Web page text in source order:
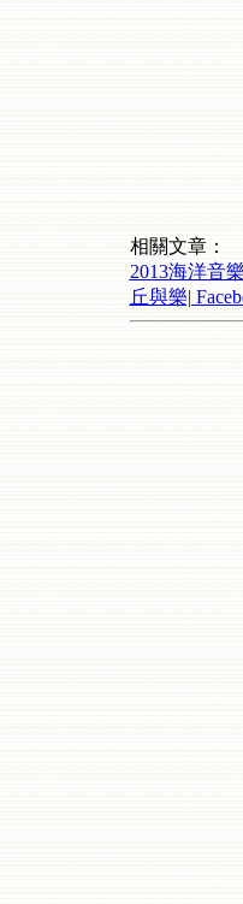
相關文章：
2013海洋音
丘與樂|